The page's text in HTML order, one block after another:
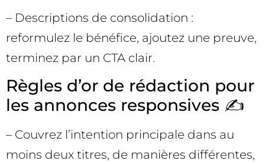
– Descriptions de consolidation :
reformulez le bénéfice, ajoutez une preuve,
terminez par un CTA clair.
Règles d’or de rédaction pour
les annonces responsives ✍️
– Couvrez l’intention principale dans au
moins deux titres, de manières différentes,